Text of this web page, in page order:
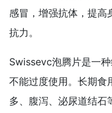
感冒，增强抗体，提高
抗力。
Swissevc泡腾片是一
不能过度使用。长期食
多、腹泻、泌尿道结石